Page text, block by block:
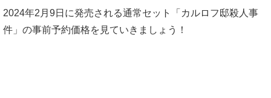
2024年2月9日に発売される通常セット「カルロフ邸殺人事
件」の事前予約価格を見ていきましょう！